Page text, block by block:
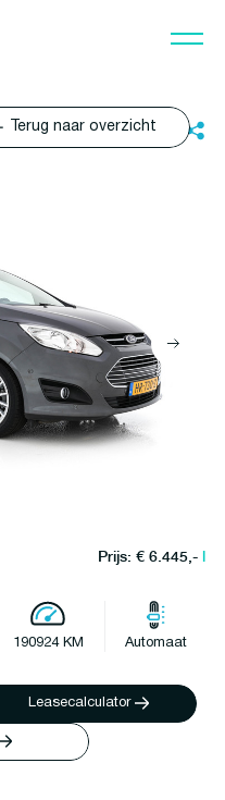
Terug naar overzicht
Prijs: € 6.445,-l
190924 KM Automaat
Leasecalculator